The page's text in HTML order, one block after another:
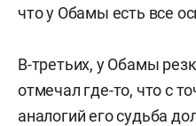
что у Обамы есть все
В-третьих, у Обамы
отмечал где-то, что с
аналогий его судьба